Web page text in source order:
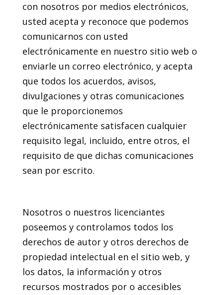
con nosotros por medios electrónicos,
usted acepta y reconoce que podemos
comunicarnos con usted
electrónicamente en nuestro sitio web o
enviarle un correo electrónico, y acepta
que todos los acuerdos, avisos,
divulgaciones y otras comunicaciones
que le proporcionemos
electrónicamente satisfacen cualquier
requisito legal, incluido, entre otros, el
requisito de que dichas comunicaciones
sean por escrito.
Nosotros o nuestros licenciantes
poseemos y controlamos todos los
derechos de autor y otros derechos de
propiedad intelectual en el sitio web, y
los datos, la información y otros
recursos mostrados por o accesibles